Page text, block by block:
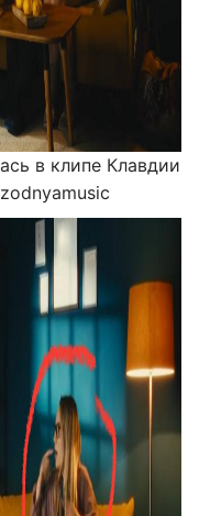
в клипе Клавдии